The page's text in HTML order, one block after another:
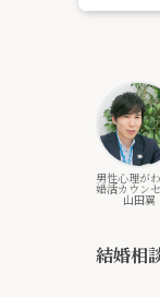
男性心理が
婚活カウン
山田翼
結婚相